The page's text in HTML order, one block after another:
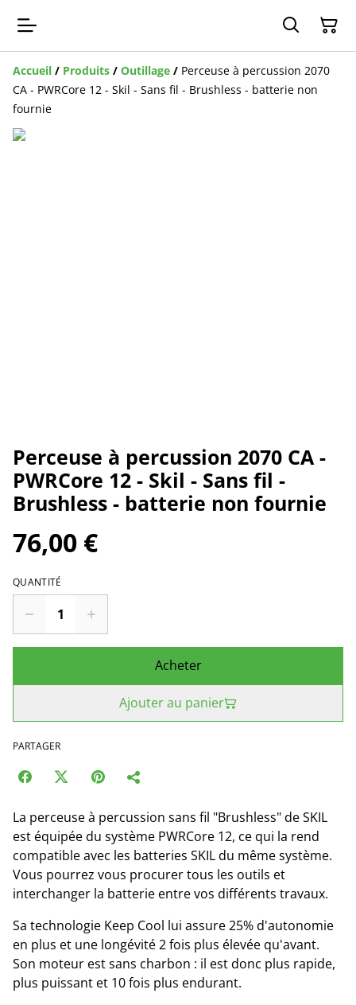
Accueil / Produits / Outillage / Perceuse à percussion 2070
CA - PWRCore 12 - Skil - Sans fil - Brushless - batterie non
fournie
Perceuse à percussion 2070 CA -
PWRCore 12 - Skil - Sans fil -
Brushless - batterie non fournie
76,00 €
QUANTITÉ
Acheter
Ajouter au panier
PARTAGER
La perceuse à percussion sans fil "Brushless" de SKIL
est équipée du système PWRCore 12, ce qui la rend
compatible avec les batteries SKIL du même système.
Vous pourrez vous procurer tous les outils et
interchanger la batterie entre vos différents travaux.
Sa technologie Keep Cool lui assure 25% d'autonomie
en plus et une longévité 2 fois plus élevée qu'avant.
Son moteur est sans charbon : il est donc plus rapide,
plus puissant et 10 fois plus endurant.